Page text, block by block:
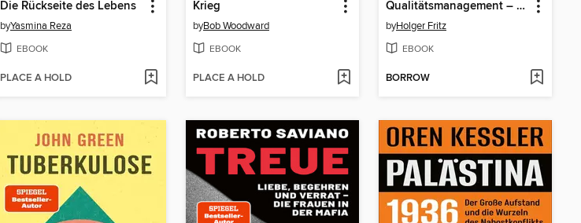
Die Rückseite des Lebens
byYasmina Reza
EBOOK
PLACE A HOLD
Krieg
byBob Woodward
EBOOK
PLACE A HOLD
Qualitätsmanagement – Lehrbuch für Studium und Praxis
byHolger Fritz
EBOOK
BORROW